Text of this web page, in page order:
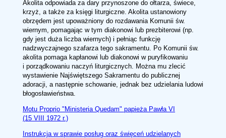
Akolita odpowiada za dary przynoszone do ołtarza, świece,
krzyż, a także za księgi liturgiczne. Akolita ustanowiony
obrzędem jest upoważniony do rozdawania Komunii św.
wiernym, pomagając w tym diakonowi lub prezbiterowi (np.
gdy jest duża liczba wiernych) i pełniąc funkcję
nadzwyczajnego szafarza tego sakramentu. Po Komunii św.
akolita pomaga kapłanowi lub diakonowi w puryfikowaniu
i porządkowaniu naczyń liturgicznych. Można mu zlecić
wystawienie Najświętszego Sakramentu do publicznej
adoracji, a następnie schowanie, jednak bez udzielania ludowi
błogosławieństwa.
Motu Proprio "Ministeria Quedam" papieża Pawła VI
(15 VIII 1972 r.)
Instrukcja w sprawie posług oraz święceń udzielanych